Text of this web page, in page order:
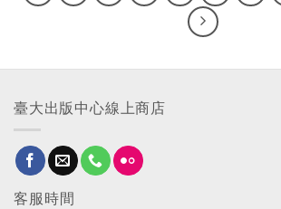
臺大出版中心線上商店
客服時間